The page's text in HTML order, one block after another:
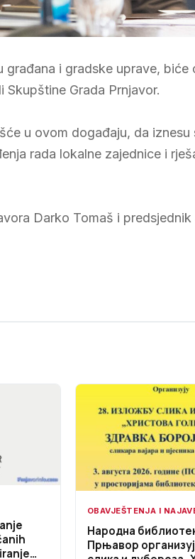
građana i gradske uprave, biće
Grada Prnjavor.
u ovom događaju, da iznesu
rada lokalne zajednice i
Darko Tomaš i
OBAVJEŠTENJA I
Народна
Прњавор